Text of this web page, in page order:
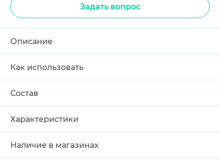
Задать вопрос
Описание
Как использовать
Состав
Характеристики
Наличие в магазинах